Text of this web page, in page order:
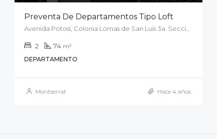
Preventa De Departamentos Tipo Loft
2 74 m²
DEPARTAMENTO
Montserrat Hace 4 años